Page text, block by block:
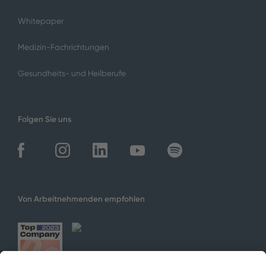
Whitepaper
Medizin-Fachrichtungen
Gesundheits- und Heilberufe
Folgen Sie uns
Von Arbeitnehmenden empfohlen